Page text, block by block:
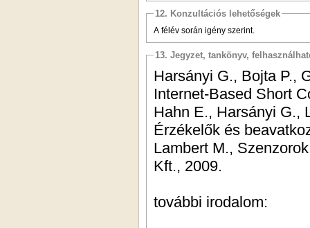
12. Konzultációs lehetőségek
A félév során igény szerint.
13. Jegyzet, tankönyv,
Harsányi G., Bojta P.,
Internet-Based Short
Hahn E., Harsányi G., Lepsényi I. és Mizsei J. (szerk: Harsányi, G.):
Érzékelők és
Lambert M.,
Kft., 2009.
további irodalom: